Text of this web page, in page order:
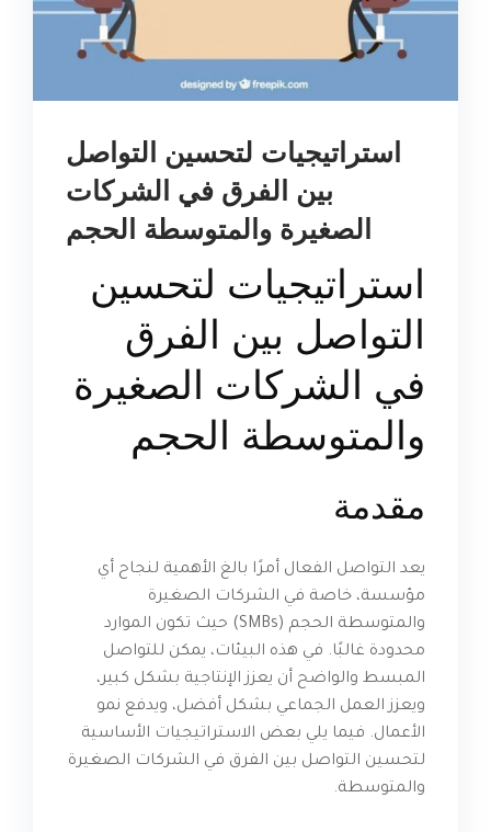
استراتيجيات لتحسين التواصل
بين الفرق في الشركات
الصغيرة والمتوسطة الحجم
استراتيجيات لتحسين
التواصل بين الفرق
في الشركات الصغيرة
والمتوسطة الحجم
مقدمة
يعد التواصل الفعال أمرًا بالغ الأهمية لنجاح أي
مؤسسة، خاصة في الشركات الصغيرة
والمتوسطة الحجم (SMBs) حيث تكون الموارد
محدودة غالبًا. في هذه البيئات، يمكن للتواصل
المبسط والواضح أن يعزز الإنتاجية بشكل كبير،
ويعزز العمل الجماعي بشكل أفضل، ويدفع نمو
الأعمال. فيما يلي بعض الاستراتيجيات الأساسية
لتحسين التواصل بين الفرق في الشركات الصغيرة
والمتوسطة.